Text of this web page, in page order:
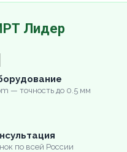
Лидер
— точность до 0.5 мм
по всей России